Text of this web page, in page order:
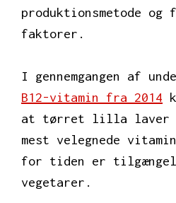
produktionsmetode og
faktorer.
I gennemgangen af
B12-vitamin fra 2014
at tørret lilla laver
mest velegnede
for tiden er
vegetarer.